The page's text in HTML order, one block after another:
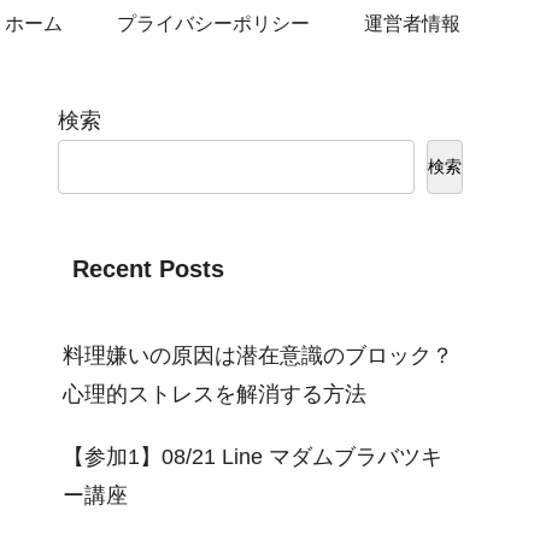
ホーム プライバシーポリシー 運営者情報
検索
検索
Recent Posts
料理嫌いの原因は潜在意識のブロック？
心理的ストレスを解消する方法
【参加1】08/21 Line マダムブラバツキ
ー講座